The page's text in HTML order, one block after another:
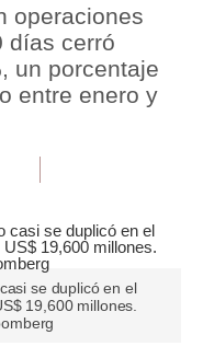
operaciones
días cerró
un porcentaje
entre enero y
se duplicó en el
19,600 millones.